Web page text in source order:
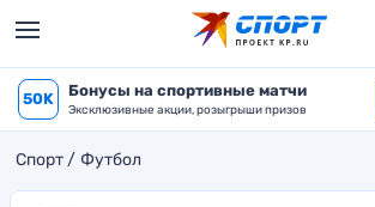
50K Бонусы на спортивные матчи
Эксклюзивные акции, розыгрыши призов
Спорт Футбол